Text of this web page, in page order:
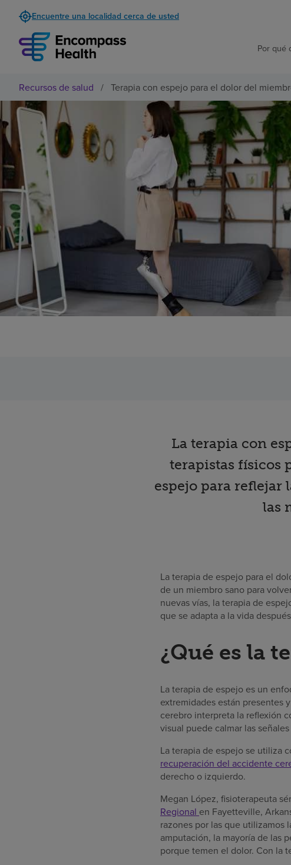
Encuentre una localidad cerca de usted
Por qué
Recursos de salud / Terapia con espejo para el dolor del
La terapia con
terapistas físicos
espejo para reflejar
las
La terapia de espejo para el
de un miembro sano para
nuevas vías, la terapia de
que se adapta a la vida
¿Qué es la
La terapia de espejo es un
extremidades están presentes
cerebro interpreta la reflexión
visual puede calmar las
La terapia de espejo se utiliza
recuperación del accidente
derecho o izquierdo.
Megan López, fisioterapeuta
Regional en Fayetteville,
razones por las que utilizamos
amputación, la mayoría de las
porque temen el dolor. Con la